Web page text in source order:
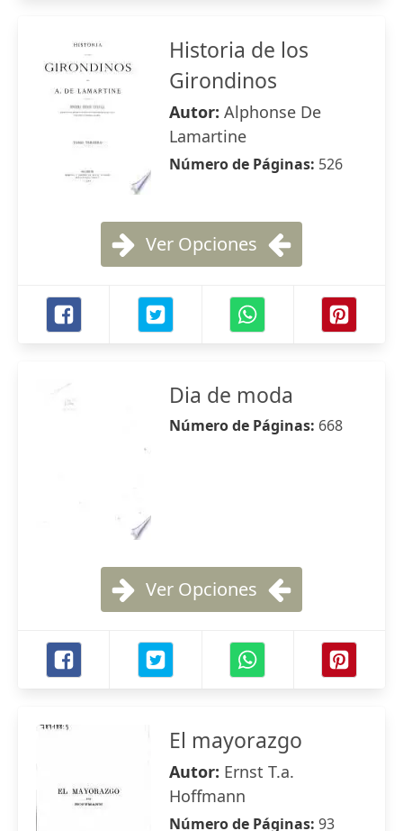
Historia de los
Girondinos
Autor: Alphonse De
Lamartine
Número de Páginas: 526
Ver Opciones
Dia de moda
Número de Páginas: 668
Ver Opciones
El mayorazgo
Autor: Ernst T.a.
Hoffmann
Número de Páginas: 93